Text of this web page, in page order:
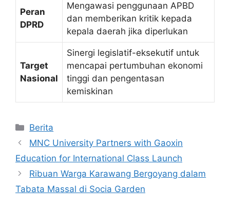
Peran
DPRD
Mengawasi penggunaan APBD
dan memberikan kritik kepada
kepala daerah jika diperlukan
Target
Nasional
Sinergi legislatif-eksekutif untuk
mencapai pertumbuhan ekonomi
tinggi dan pengentasan
kemiskinan
Kategori
Berita
MNC University Partners with Gaoxin
Education for International Class Launch
Ribuan Warga Karawang Bergoyang dalam
Tabata Massal di Socia Garden